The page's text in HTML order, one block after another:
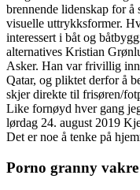
brennende lidenskap for å
visuelle uttrykksformer.
interessert i båt og
alternatives Kristian
Asker. Han var frivillig
Qatar, og pliktet derfor å
skjer direkte til frisøren/
Like fornøyd hver gang
lørdag 24. august 2019
Det er noe å tenke på
Porno granny